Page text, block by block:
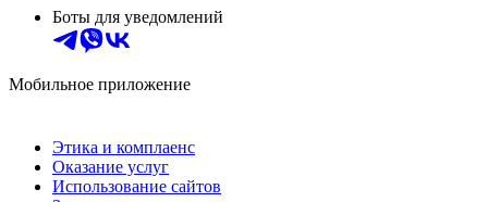
Боты для уведомлений
Мобильное приложение
Этика и комплаенс
Оказание услуг
Использование сайтов